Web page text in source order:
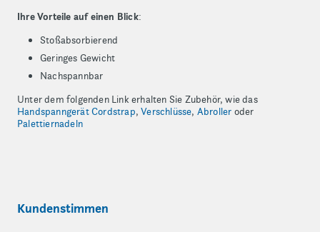
Ihre Vorteile auf einen Blick:
Stoßabsorbierend
Geringes Gewicht
Nachspannbar
Unter dem folgenden Link erhalten Sie Zubehör, wie das
Handspanngerät Cordstrap,Verschlüsse, Abroller oder
Palettiernadeln
Kundenstimmen